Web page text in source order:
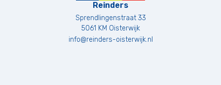
Reinders
Sprendlingenstraat 33
5061 KM Oisterwijk
info@reinders-oisterwijk.nl